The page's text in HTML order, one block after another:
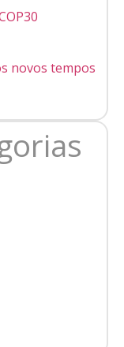
novos tempos